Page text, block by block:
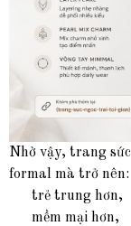
Nhờ vậy, trang
formal mà trở nên:
trẻ trung hơn,
mềm mại hơn,